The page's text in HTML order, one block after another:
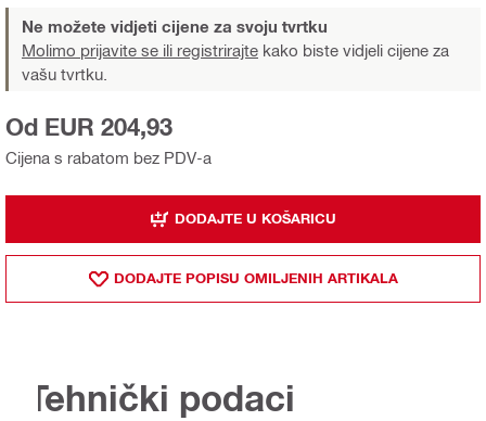
Ne možete vidjeti cijene za svoju tvrtku
Molimo prijavite se ili registrirajte kako biste vidjeli cijene za
vašu tvrtku.
Cijena s rabatom bez PDV-a
Od EUR 204,93
DODAJTE U KOŠARICU
DODAJTE POPISU OMILJENIH ARTIKALA
Tehnički podaci